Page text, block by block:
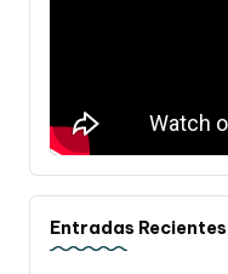
Entradas Recientes